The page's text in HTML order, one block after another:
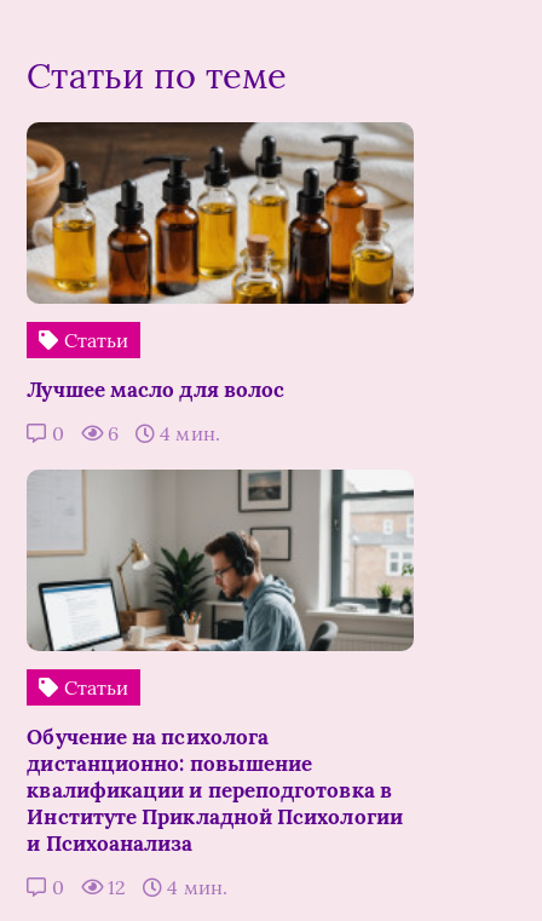
Статьи по теме
Статьи
Лучшее масло для волос
0 6 4 мин.
Статьи
Обучение на психолога
дистанционно: повышение
квалификации и переподготовка в
Институте Прикладной Психологии
и Психоанализа
0 12 4 мин.